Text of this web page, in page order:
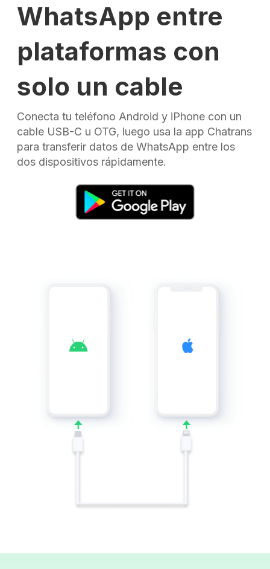
WhatsApp entre
plataformas con
solo un cable
Conecta tu teléfono Android y iPhone con un
cable USB-C u OTG, luego usa la app Chatrans
para transferir datos de WhatsApp entre los
dos dispositivos rápidamente.